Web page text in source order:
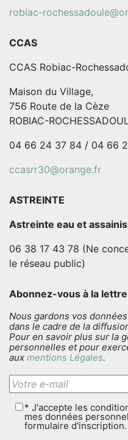
robiac-
CCAS
CCAS Robiac-
Maison du Village,
756 Route de la Cèze
ROBIAC-
04 66 24 37 84 / 04 66
ccasrr30@orange.fr
ASTREINTE
Astreinte eau et
06 38 17 43 78 (Ne
le réseau public)
Abonnez-vous à la
Nous gardons vos
dans le cadre de la
Pour en savoir plus sur la
personnelles et pour
aux mentions Légales.
* J'accepte les
mes données
formulaire d'inscription.